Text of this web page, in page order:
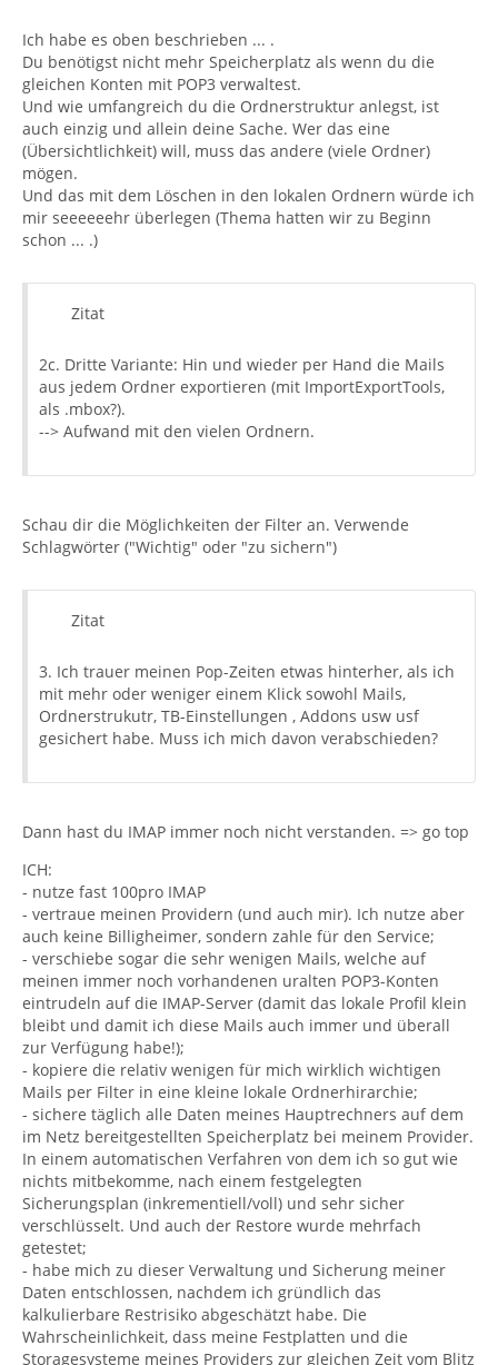
Ich habe es oben beschrieben ... .
Du benötigst nicht mehr Speicherplatz als wenn du die
gleichen Konten mit POP3 verwaltest.
Und wie umfangreich du die Ordnerstruktur anlegst, ist
auch einzig und allein deine Sache. Wer das eine
(Übersichtlichkeit) will, muss das andere (viele Ordner)
mögen.
Und das mit dem Löschen in den lokalen Ordnern würde ich
mir seeeeeehr überlegen (Thema hatten wir zu Beginn
schon ... .)
Zitat
2c. Dritte Variante: Hin und wieder per Hand die Mails
aus jedem Ordner exportieren (mit ImportExportTools,
als .mbox?).
--> Aufwand mit den vielen Ordnern.
Schau dir die Möglichkeiten der Filter an. Verwende
Schlagwörter ("Wichtig" oder "zu sichern")
Zitat
3. Ich trauer meinen Pop-Zeiten etwas hinterher, als ich
mit mehr oder weniger einem Klick sowohl Mails,
Ordnerstrukutr, TB-Einstellungen , Addons usw usf
gesichert habe. Muss ich mich davon verabschieden?
Dann hast du IMAP immer noch nicht verstanden. => go top
ICH:
- nutze fast 100pro IMAP
- vertraue meinen Providern (und auch mir). Ich nutze aber
auch keine Billigheimer, sondern zahle für den Service;
- verschiebe sogar die sehr wenigen Mails, welche auf
meinen immer noch vorhandenen uralten POP3-Konten
eintrudeln auf die IMAP-Server (damit das lokale Profil klein
bleibt und damit ich diese Mails auch immer und überall
zur Verfügung habe!);
- kopiere die relativ wenigen für mich wirklich wichtigen
Mails per Filter in eine kleine lokale Ordnerhirarchie;
- sichere täglich alle Daten meines Hauptrechners auf dem
im Netz bereitgestellten Speicherplatz bei meinem Provider.
In einem automatischen Verfahren von dem ich so gut wie
nichts mitbekomme, nach einem festgelegten
Sicherungsplan (inkrementiell/voll) und sehr sicher
verschlüsselt. Und auch der Restore wurde mehrfach
getestet;
- habe mich zu dieser Verwaltung und Sicherung meiner
Daten entschlossen, nachdem ich gründlich das
kalkulierbare Restrisiko abgeschätzt habe. Die
Wahrscheinlichkeit, dass meine Festplatten und die
Storagesysteme meines Providers zur gleichen Zeit vom Blitz